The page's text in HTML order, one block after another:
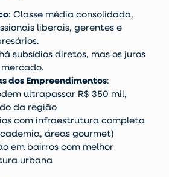
: Classe média consolidada,
liberais, gerentes e
subsídios diretos, mas os juros
dos Empreendimentos:
ultrapassar R$ 350 mil,
da região
com infraestrutura completa
áreas gourmet)
em bairros com melhor
urbana